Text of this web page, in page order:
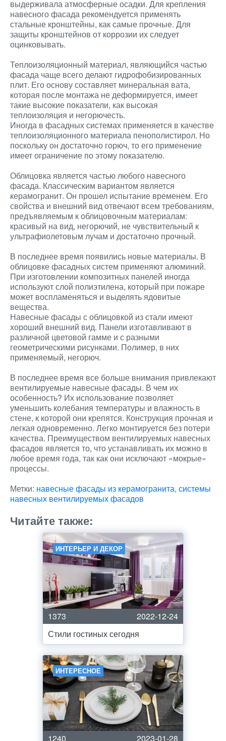
выдерживала атмосферные осадки. Для крепления
навесного фасада рекомендуется применять
стальные кронштейны, как самые прочные. Для
защиты кронштейнов от коррозии их следует
оцинковывать.
Теплоизоляционный материал, являющийся частью
фасада чаще всего делают гидрофобизированных
плит. Его основу составляет минеральная вата,
которая после монтажа не деформируется, имеет
такие высокие показатели, как высокая
теплоизоляция и негорючесть.
Иногда в фасадных системах применяется в качестве
теплоизоляционного материала пенополистирол. Но
поскольку он достаточно горюч, то его применение
имеет ограничение по этому показателю.
Облицовка является частью любого навесного
фасада. Классическим вариантом является
керамогранит. Он прошел испытание временем. Его
свойства и внешний вид отвечают всем требованиям,
предъявляемым к облицовочным материалам:
красивый на вид, негорючий, не чувствительный к
ультрафиолетовым лучам и достаточно прочный.
В последнее время появились новые материалы. В
облицовке фасадных систем применяют алюминий.
При изготовлении композитных панелей иногда
используют слой полиэтилена, который при пожаре
может воспламеняться и выделять ядовитые
вещества.
Навесные фасады с облицовкой из стали имеют
хороший внешний вид. Панели изготавливают в
различной цветовой гамме и с разными
геометрическими рисунками. Полимер, в них
применяемый, негорюч.
В последнее время все больше внимания привлекают
вентилируемые навесные фасады. В чем их
особенность? Их использование позволяет
уменьшить колебания температуры и влажность в
стене, к которой они крепятся. Конструкция прочная и
легкая одновременно. Легко монтируется без потери
качества. Преимуществом вентилируемых навесных
фасадов является то, что устанавливать их можно в
любое время года, так как они исключают «мокрые»
процессы.
Метки: навесные фасады из керамогранита, системы
навесных вентилируемых фасадов
Читайте также:
ИНТЕРЬЕР И ДЕКОР
1373
2022-12-24
Стили гостиных сегодня
ИНТЕРЕСНОЕ
1240 2023-01-28